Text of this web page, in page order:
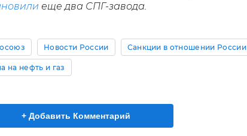
еще два СПГ-завода.
Новости России Санкции в отношении России
на нефть и газ
+ Добавить Комментарий